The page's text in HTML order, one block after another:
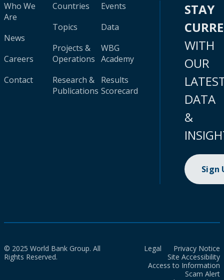
Who We
Are
News
Careers
Contact
Countries
Topics
Projects &
Operations
Research &
Publications
Events
Data
WBG
Academy
Results
Scorecard
STAY
WITH
OUR
DATA
&
Sign
© 2025 World Bank Group. All
Rights Reserved.
Legal
Privacy Notice
Site Accessibility
Access to Information
Scam Alert